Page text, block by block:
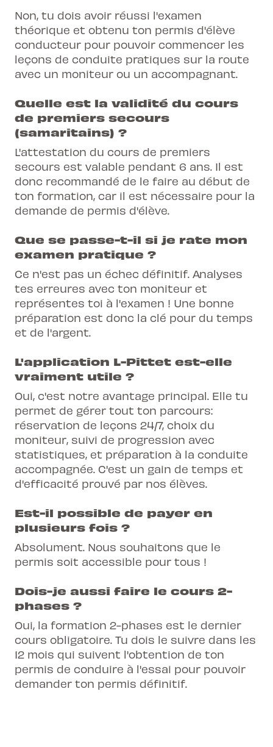
Non, tu dois avoir réussi l'examen
théorique et obtenu ton permis d'élève
conducteur pour pouvoir commencer les
leçons de conduite pratiques sur la route
avec un moniteur ou un accompagnant.
Quelle est la validité du cours
de premiers secours
(samaritains) ?
L'attestation du cours de premiers
secours est valable pendant 6 ans. Il est
donc recommandé de le faire au début de
ton formation, car il est nécessaire pour la
demande de permis d'élève.
Que se passe-t-il si je rate mon
examen pratique ?
Ce n'est pas un échec définitif. Analyses
tes erreures avec ton moniteur et
représentes toi à l'examen ! Une bonne
préparation est donc la clé pour du temps
et de l'argent.
L'application L-Pittet est-elle
vraiment utile ?
Oui, c'est notre avantage principal. Elle tu
permet de gérer tout ton parcours:
réservation de leçons 24/7, choix du
moniteur, suivi de progression avec
statistiques, et préparation à la conduite
accompagnée. C'est un gain de temps et
d'efficacité prouvé par nos élèves.
Est-il possible de payer en
plusieurs fois ?
Absolument. Nous souhaitons que le
permis soit accessible pour tous !
Dois-je aussi faire le cours 2-
phases ?
Oui, la formation 2-phases est le dernier
cours obligatoire. Tu dois le suivre dans les
12 mois qui suivent l'obtention de ton
permis de conduire à l'essai pour pouvoir
demander ton permis définitif.